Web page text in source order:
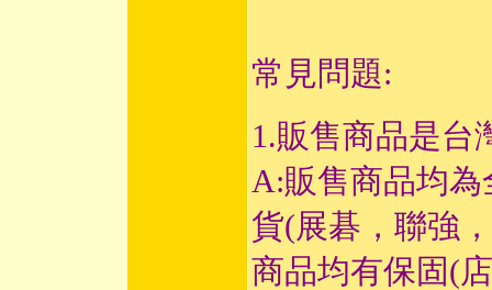
常見問題:
1.販售商品是台
A:販售商品均
貨(展碁，聯強
商品均有保固(